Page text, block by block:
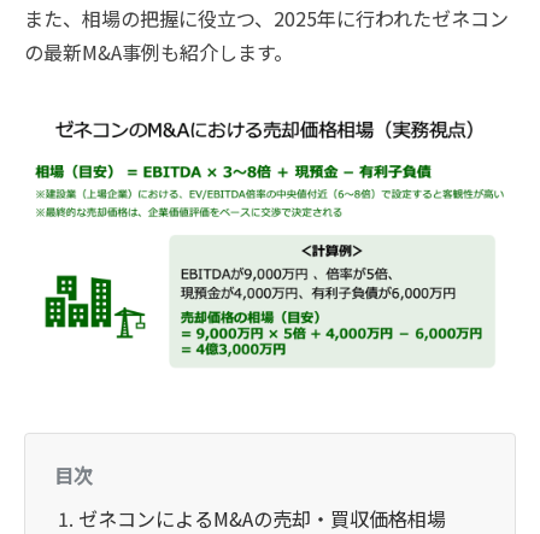
また、相場の把握に役立つ、2025年に行われたゼネコン
の最新M&A事例も紹介します。
目次
ゼネコンによるM&Aの売却・買収価格相場